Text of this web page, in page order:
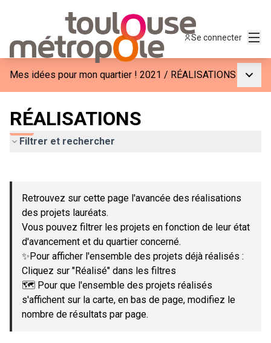
Se connecter
Mes idées pour mon quartier ! 2021 / RÉALISATIONS
RÉALISATIONS
Filtrer et rechercher
−
Retrouvez sur cette page l'avancée des réalisations
des projets lauréats.
Vous pouvez filtrer les projets en fonction de leur état
d'avancement et du quartier concerné.
✨Pour afficher l'ensemble des projets déjà réalisés :
Cliquez sur "Réalisé" dans les filtres
🗺️ Pour que l'ensemble des projets réalisés
s'affichent sur la carte, en bas de page, modifiez le
nombre de résultats par page.